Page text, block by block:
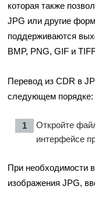
которая также
JPG или другие
поддерживаются
BMP, PNG, GIF и
Перевод из CDR в
следующем порядке:
Откройте
интерфейсе
При необходимости
изображения JPG,